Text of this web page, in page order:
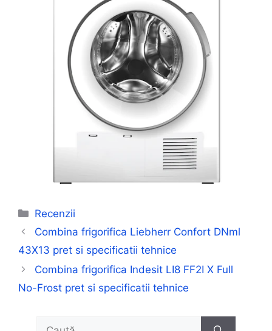
Categorii
Recenzii
Combina frigorifica Liebherr Confort DNml
43X13 pret si specificatii tehnice
Combina frigorifica Indesit LI8 FF2I X Full
No-Frost pret si specificatii tehnice